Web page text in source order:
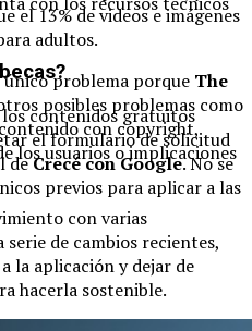
el 13% de videos e imágenes
adultos.
único problema porque The
posibles problemas como
con copyright,
los usuarios o implicaciones
con varias
de cambios recientes,
la aplicación y dejar de
hacerla sostenible.
los contenidos gratuitos
el formulario de solicitud
deCrecé con Google. No se
previos para aplicar a las